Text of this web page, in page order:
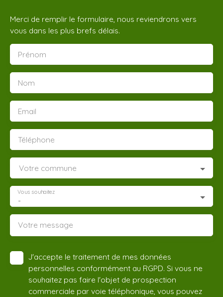
Merci de remplir le formulaire, nous reviendrons vers
vous dans les plus brefs délais.
Prénom
Nom
Email
Téléphone
Votre commune
-
Vous souhaitez
Votre message
J'accepte le traitement de mes données
personnelles conformément au RGPD. Si vous ne
souhaitez pas faire l'objet de prospection
commerciale par voie téléphonique, vous pouvez